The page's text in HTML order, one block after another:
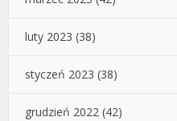
luty 2023 (38)
styczeń 2023 (38)
grudzień 2022 (42)